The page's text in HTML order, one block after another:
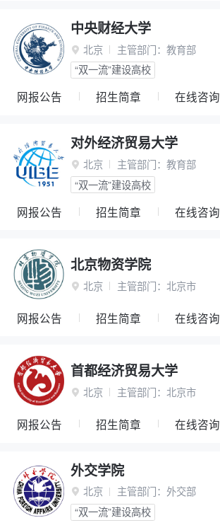
中央财经大学
 北京 主管部门： 教育部
“双一流”建设高校
网报公告 招生简章 在线咨询
对外经济贸易大学
 北京 主管部门： 教育部
“双一流”建设高校
网报公告 招生简章 在线咨询
北京物资学院
 北京 主管部门： 北京市
网报公告 招生简章 在线咨询
首都经济贸易大学
 北京 主管部门： 北京市
网报公告 招生简章 在线咨询
外交学院
 北京 主管部门： 外交部
“双一流”建设高校